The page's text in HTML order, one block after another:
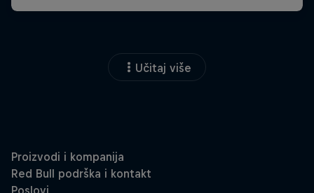
Učitaj više